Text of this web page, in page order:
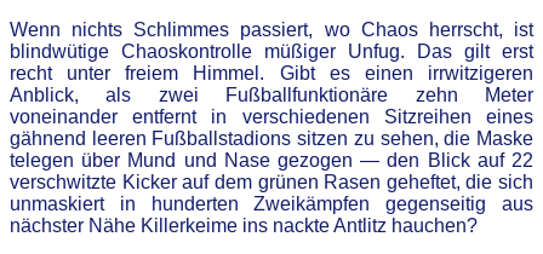
Wenn nichts Schlimmes passiert, wo Chaos herrscht, ist
blindwütige Chaoskontrolle müßiger Unfug. Das gilt erst
recht unter freiem Himmel. Gibt es einen irrwitzigeren
Anblick, als zwei Fußballfunktionäre zehn Meter
voneinander entfernt in verschiedenen Sitzreihen eines
gähnend leeren Fußballstadions sitzen zu sehen, die Maske
telegen über Mund und Nase gezogen — den Blick auf 22
verschwitzte Kicker auf dem grünen Rasen geheftet, die sich
unmaskiert in hunderten Zweikämpfen gegenseitig aus
nächster Nähe Killerkeime ins nackte Antlitz hauchen?